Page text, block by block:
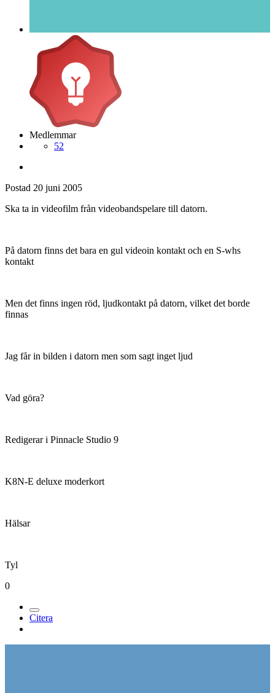
Medlemmar
52
Postad 20 juni 2005
Ska ta in videofilm från videobandspelare till datorn.
På datorn finns det bara en gul videoin kontakt och en S-whs
kontakt
Men det finns ingen röd, ljudkontakt på datorn, vilket det borde
finnas
Jag får in bilden i datorn men som sagt inget ljud
Vad göra?
Redigerar i Pinnacle Studio 9
K8N-E deluxe moderkort
Hälsar
Tyl
0
Citera